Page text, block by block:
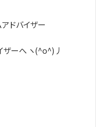
ドバイザー
ザーへ ヽ(^o^)丿